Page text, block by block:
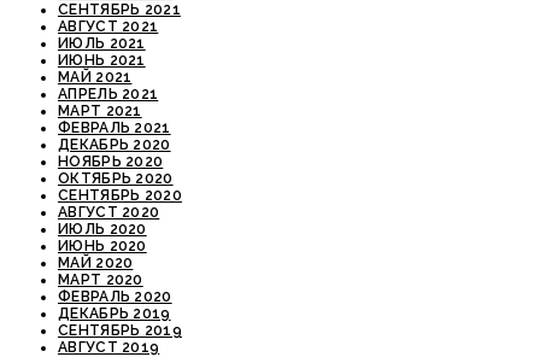
СЕНТЯБРЬ 2021
АВГУСТ 2021
ИЮЛЬ 2021
ИЮНЬ 2021
МАЙ 2021
АПРЕЛЬ 2021
МАРТ 2021
ФЕВРАЛЬ 2021
ДЕКАБРЬ 2020
НОЯБРЬ 2020
ОКТЯБРЬ 2020
СЕНТЯБРЬ 2020
АВГУСТ 2020
ИЮЛЬ 2020
ИЮНЬ 2020
МАЙ 2020
МАРТ 2020
ФЕВРАЛЬ 2020
ДЕКАБРЬ 2019
СЕНТЯБРЬ 2019
АВГУСТ 2019